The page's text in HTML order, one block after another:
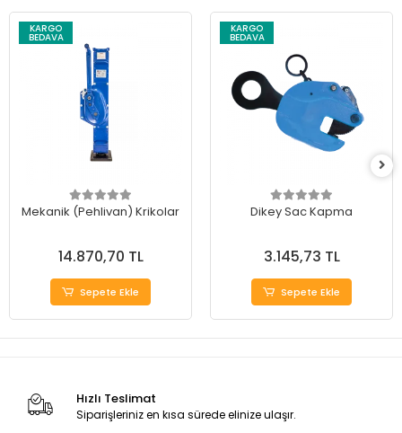
KARGO
BEDAVA
Mekanik (Pehlivan) Krikolar
14.870,70 TL
Sepete Ekle
KARGO
BEDAVA
Dikey Sac Kapma
3.145,73 TL
Sepete Ekle
Hızlı Teslimat
Siparişleriniz en kısa sürede elinize ulaşır.